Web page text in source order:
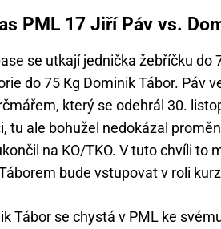
PML 17 Jiří Páv vs.
se utkají jednička žebříčku do
do 75 Kg Dominik Tábor. Páv
který se odehrál 30.
tu ale bohužel nedokázal
na KO/TKO. V tuto chvíli to
bude vstupovat v roli
Tábor se chystá v PML ke